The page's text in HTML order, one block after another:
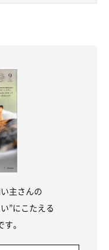
主さんの
”にこたえる
。